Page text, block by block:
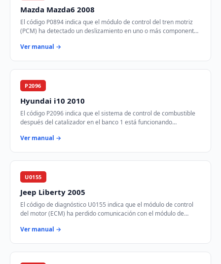
Mazda Mazda6 2008
El código P0894 indica que el módulo de control del tren motriz
(PCM) ha detectado un deslizamiento en uno o más componentes
Ver manual →
P2096
Hyundai i10 2010
El código P2096 indica que el sistema de control de combustible
después del catalizador en el banco 1 está funcionando
Ver manual →
U0155
Jeep Liberty 2005
El código de diagnóstico U0155 indica que el módulo de control
del motor (ECM) ha perdido comunicación con el módulo de
Ver manual →